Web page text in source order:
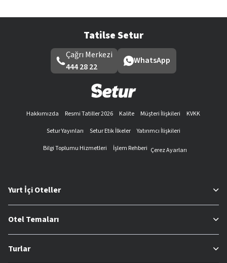
Tatilse Setur
Çağrı Merkezi
444 28 22
WhatsApp
Hakkımızda Resmi Tatiller 2026 Kalite Müşteri İlişkileri
KVKK
Setur Yayınları
Setur Etik İlkeler
Yatırımcı İlişkileri
Bilgi Toplumu Hizmetleri
İşlem Rehberi Çerez Ayarları
Yurt İçi Oteller
Otel Temaları
Turlar